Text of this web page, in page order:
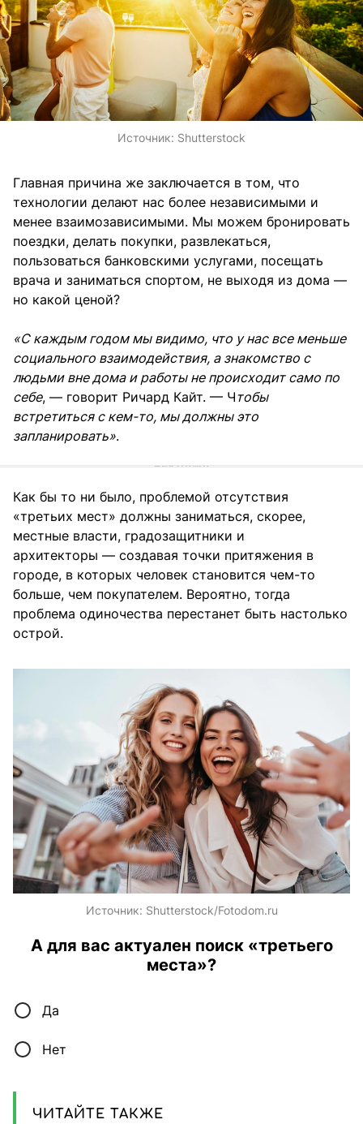
Источник: Shutterstock
Главная причина же заключается в том, что
технологии делают нас более независимыми и
менее взаимозависимыми. Мы можем бронировать
поездки, делать покупки, развлекаться,
пользоваться банковскими услугами, посещать
врача и заниматься спортом, не выходя из дома —
но какой ценой?
«С каждым годом мы видимо, что у нас все меньше
социального взаимодействия, а знакомство с
людьми вне дома и работы не происходит само по
себе, — говорит Ричард Кайт. — Чтобы
встретиться с кем-то, мы должны это
запланировать».
Как бы то ни было, проблемой отсутствия
«третьих мест» должны заниматься, скорее,
местные власти, градозащитники и
архитекторы — создавая точки притяжения в
городе, в которых человек становится чем-то
больше, чем покупателем. Вероятно, тогда
проблема одиночества перестанет быть настолько
острой.
Источник: Shutterstock/Fotodom.ru
А для вас актуален поиск «третьего
места»?
Да
Нет
ЧИТАЙТЕ ТАКЖЕ